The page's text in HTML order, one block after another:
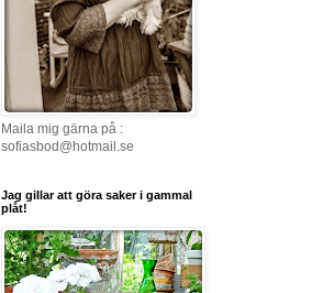
Maila mig gärna på :
sofiasbod@hotmail.se
Jag gillar att göra saker i gammal
plåt!